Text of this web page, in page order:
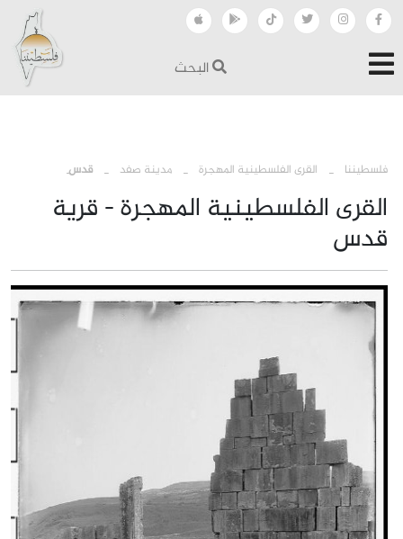
البحث
فلسطيننا › القرى الفلسطينية المهجرة مدينة صفد قدس
القرى الفلسطينية المهجرة - قرية
قدس